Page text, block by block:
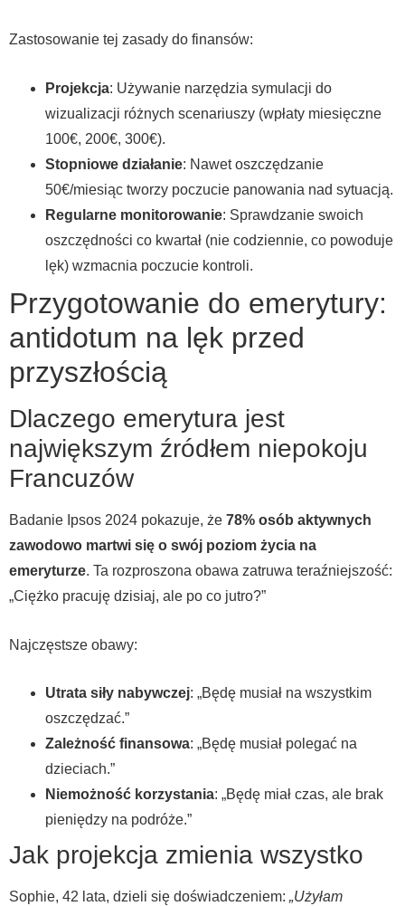
Zastosowanie tej zasady do finansów:
Projekcja: Używanie narzędzia symulacji do
wizualizacji różnych scenariuszy (wpłaty miesięczne
100€, 200€, 300€).
Stopniowe działanie: Nawet oszczędzanie
50€/miesiąc tworzy poczucie panowania nad sytuacją.
Regularne monitorowanie: Sprawdzanie swoich
oszczędności co kwartał (nie codziennie, co powoduje
lęk) wzmacnia poczucie kontroli.
Przygotowanie do emerytury:
antidotum na lęk przed
przyszłością
Dlaczego emerytura jest
największym źródłem niepokoju
Francuzów
Badanie Ipsos 2024 pokazuje, że 78% osób aktywnych
zawodowo martwi się o swój poziom życia na
emeryturze. Ta rozproszona obawa zatruwa teraźniejszość:
„Ciężko pracuję dzisiaj, ale po co jutro?”
Najczęstsze obawy:
Utrata siły nabywczej: „Będę musiał na wszystkim
oszczędzać.”
Zależność finansowa: „Będę musiał polegać na
dzieciach.”
Niemożność korzystania: „Będę miał czas, ale brak
pieniędzy na podróże.”
Jak projekcja zmienia wszystko
Sophie, 42 lata, dzieli się doświadczeniem: „Użyłam